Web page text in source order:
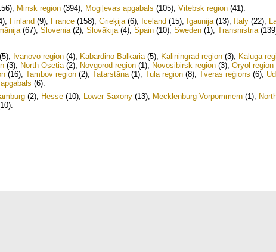
, Minsk region (394), Mogiļevas apgabals (105), Vitebsk region (41).
, Finland (9), France (158), Grieķija(6), Iceland (15), Igaunija(13), Italy (22),
(67), Slovenia(2), Slovākija(4), Spain (10), Sweden (1), Transnistria
(5), Ivanovo region (4), Kabardino-Balkaria(5), Kaliningrad region (3), Kaluga
(3), North Osetia(2), Novgorod region (1), Novosibirsk region (3), Oryol region
(16), Tambov region (2), Tatarstāna(1), Tula region (8), Tveras reģions (6),
(6).
(2), Hesse (10), Lower Saxony (13), Mecklenburg-Vorpommern (1),
.